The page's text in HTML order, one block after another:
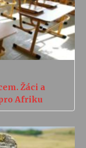
Žáci a
Afriku